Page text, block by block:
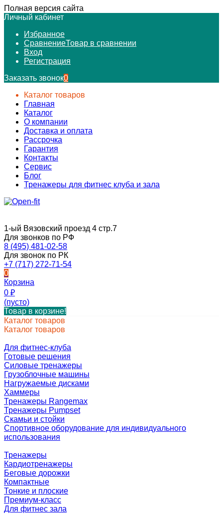
Полная версия сайта
Личный кабинет
Избранное
СравнениеТовар в сравнении
Вход
Регистрация
Заказать звонок0
Каталог товаров
Главная
Каталог
О компании
Доставка и оплата
Рассрочка
Гарантия
Контакты
Сервис
Блог
Тренажеры для фитнес клуба и зала
1-ый Вязовский проезд 4 стр.7
Для звонков по РФ
8 (495) 481-02-58
Для звонок по РК
+7 (717) 272-71-54
0
Корзина
0 ₽
(пусто)
Товар в корзине!
Каталог товаров
Каталог товаров
Для фитнес-клуба
Готовые решения
Силовые тренажеры
Грузоблочные машины
Нагружаемые дисками
Хаммеры
Тренажеры Rangemax
Тренажеры Pumpset
Скамьи и стойки
Спортивное оборудование для индивидуального
использования
Тренажеры
Кардиотренажеры
Беговые дорожки
Компактные
Тонкие и плоские
Премиум-класс
Для фитнес зала